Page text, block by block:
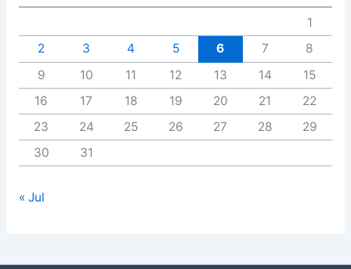
1
2
3 4 5 6 7
8
9
10 11 12 13 14
15
16
17 18 19 20 21
22
23
24 25 26 27 28
29
30
31
« Jul